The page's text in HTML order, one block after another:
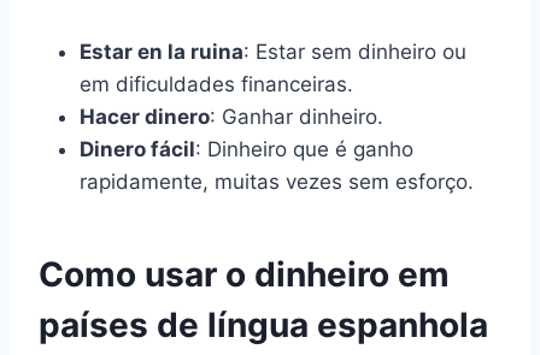
Estar en la ruina: Estar sem dinheiro ou
em dificuldades financeiras.
Hacer dinero: Ganhar dinheiro.
Dinero fácil: Dinheiro que é ganho
rapidamente, muitas vezes sem esforço.
Como usar o dinheiro em
países de língua espanhola